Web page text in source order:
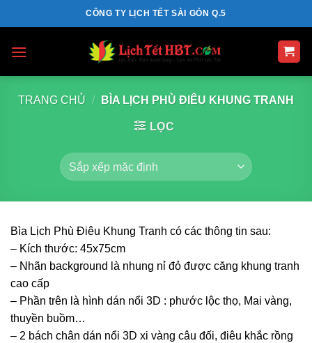
to
CÔNG TY LỊCH TẾT SÀI GÒN Q.5
TRANG CHỦ / BÌA LỊCH PHÙ ĐIÊU KHUNG TRANH
LỌC
Bìa Lịch Phù Điêu Khung Tranh có các thông tin sau:
– Kích thước: 45x75cm
– Nhãn background là nhung nỉ đỏ được căng khung tranh
cao cấp
– Phần trên là hình dán nổi 3D : phước lộc thọ, Mai vàng,
thuyền buồm…
– 2 bách chân dán nổi 3D xi vàng câu đối, điêu khắc rồng